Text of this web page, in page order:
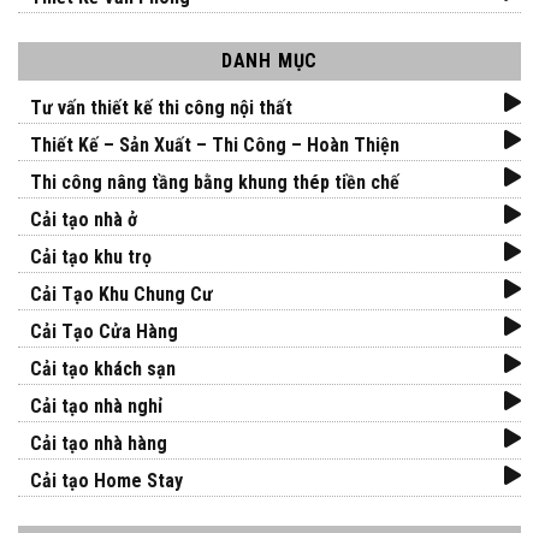
DANH MỤC
Tư vấn thiết kế thi công nội thất
Thiết Kế – Sản Xuất – Thi Công – Hoàn Thiện
Thi công nâng tầng bằng khung thép tiền chế
Cải tạo nhà ở
Cải tạo khu trọ
Cải Tạo Khu Chung Cư
Cải Tạo Cửa Hàng
Cải tạo khách sạn
Cải tạo nhà nghỉ
Cải tạo nhà hàng
Cải tạo Home Stay